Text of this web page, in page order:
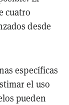
cuatro
desde
específicas
el uso
pueden